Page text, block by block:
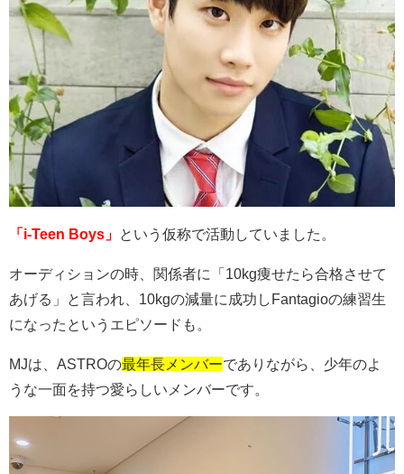
「i-Teen Boys」 という仮称で活動していました。
オーディションの時、関係者に「10kg痩せたら合格させて
あげる」と言われ、 10kgの減量に成功し Fantagioの練習生
になったというエピソードも。
MJは、 ASTROの最年長メンバーでありながら、少年のよ
うな一面を持つ愛らしいメンバーです。